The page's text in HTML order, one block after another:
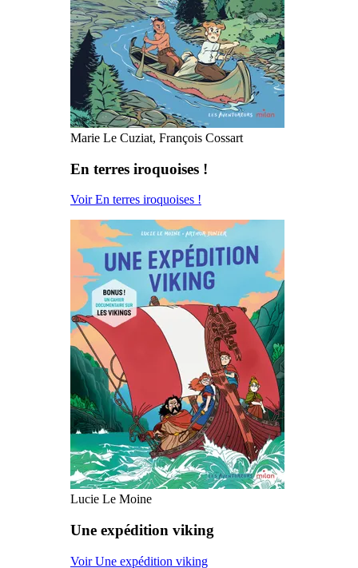
Marie Le Cuziat, François Cossart
En terres iroquoises !
Voir En terres iroquoises !
Lucie Le Moine
Une expédition viking
Voir Une expédition viking